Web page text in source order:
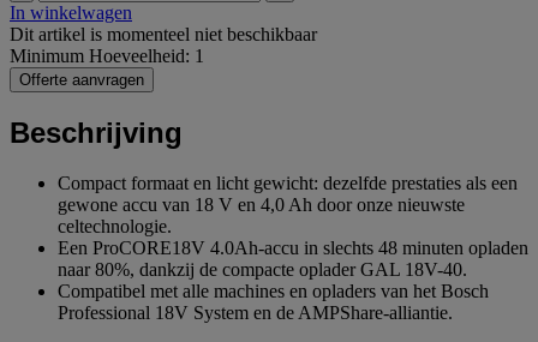
In winkelwagen
Dit artikel is momenteel niet beschikbaar
Minimum Hoeveelheid: 1
Offerte aanvragen
Beschrijving
Compact formaat en licht gewicht: dezelfde prestaties als een
gewone accu van 18 V en 4,0 Ah door onze nieuwste
celtechnologie.
Een ProCORE18V 4.0Ah-accu in slechts 48 minuten opladen
naar 80%, dankzij de compacte oplader GAL 18V-40.
Compatibel met alle machines en opladers van het Bosch
Professional 18V System en de AMPShare-alliantie.